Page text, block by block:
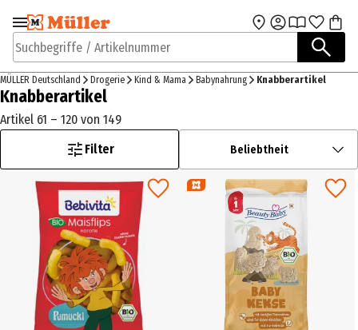
Zur Navigation
springen
Zum Hauptinhalt
Suchbegriffe / Artikelnummer
MÜLLER Deutschland Drogerie Kind & Mama Babynahrung Knabberartikel
Knabberartikel
Artikel 61 – 120 von 149
Filter
Beliebtheit